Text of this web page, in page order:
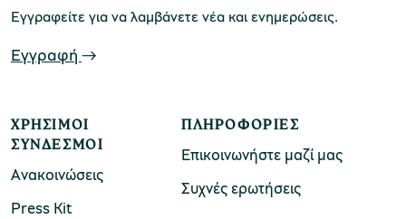
Εγγραφείτε για να λαμβάνετε νέα και ενημερώσεις.
Εγγραφή
ΧΡΉΣΙΜΟΙ
ΣΎΝΔΕΣΜΟΙ
Ανακοινώσεις
Press Kit
ΠΛΗΡΟΦΟΡΊΕΣ
Επικοινωνήστε μαζί μας
Συχνές ερωτήσεις